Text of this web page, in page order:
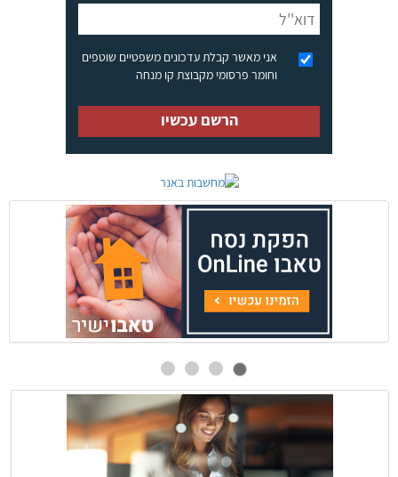
אני מאשר קבלת עדכונים משפטיים שוטפים
וחומר פרסומי מקבוצת קו מנחה
הרשם עכשיו